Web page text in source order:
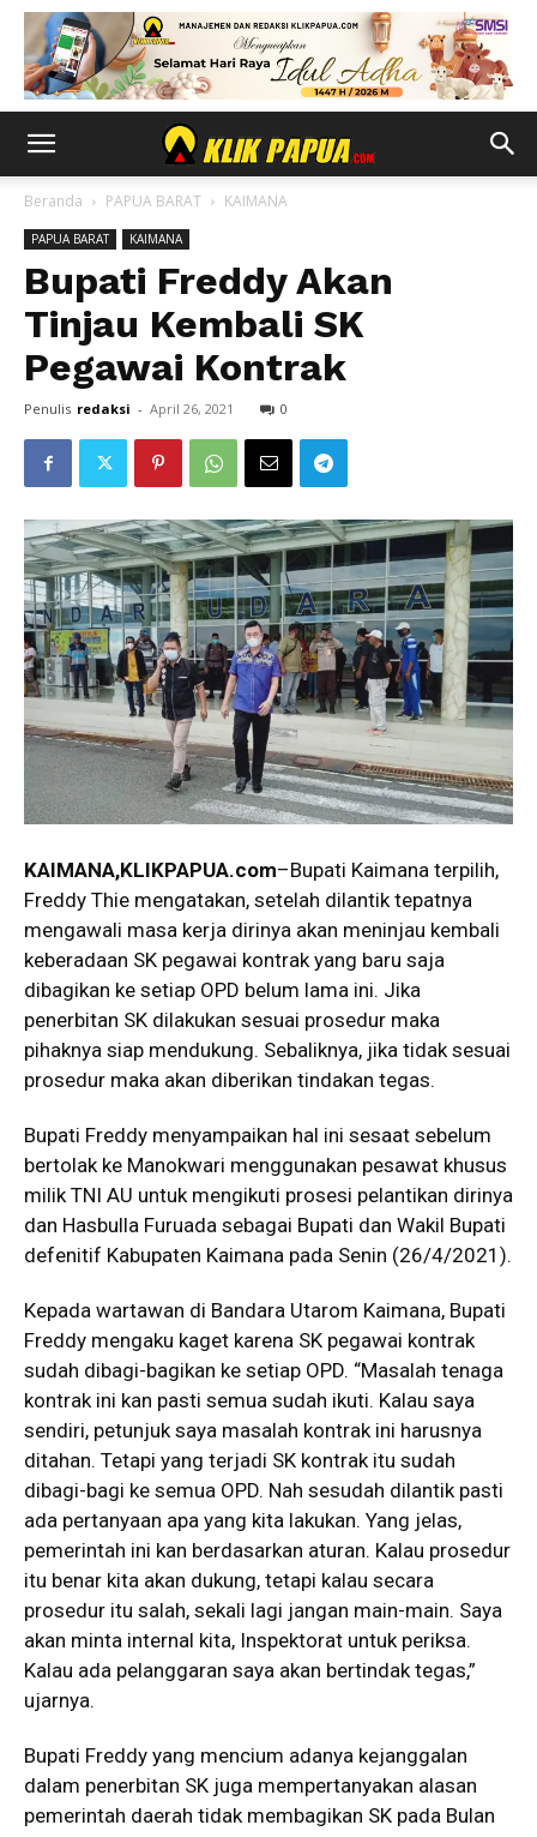
Beranda PAPUA BARAT KAIMANA
PAPUA BARAT KAIMANA
Bupati Freddy Akan
Tinjau Kembali SK
Pegawai Kontrak
Penulis redaksi - April 26, 2021 0
KAIMANA,KLIKPAPUA.com–Bupati Kaimana terpilih,
Freddy Thie mengatakan, setelah dilantik tepatnya
mengawali masa kerja dirinya akan meninjau kembali
keberadaan SK pegawai kontrak yang baru saja
dibagikan ke setiap OPD belum lama ini. Jika
penerbitan SK dilakukan sesuai prosedur maka
pihaknya siap mendukung. Sebaliknya, jika tidak sesuai
prosedur maka akan diberikan tindakan tegas.
Bupati Freddy menyampaikan hal ini sesaat sebelum
bertolak ke Manokwari menggunakan pesawat khusus
milik TNI AU untuk mengikuti prosesi pelantikan dirinya
dan Hasbulla Furuada sebagai Bupati dan Wakil Bupati
defenitif Kabupaten Kaimana pada Senin (26/4/2021).
Kepada wartawan di Bandara Utarom Kaimana, Bupati
Freddy mengaku kaget karena SK pegawai kontrak
sudah dibagi-bagikan ke setiap OPD. “Masalah tenaga
kontrak ini kan pasti semua sudah ikuti. Kalau saya
sendiri, petunjuk saya masalah kontrak ini harusnya
ditahan. Tetapi yang terjadi SK kontrak itu sudah
dibagi-bagi ke semua OPD. Nah sesudah dilantik pasti
ada pertanyaan apa yang kita lakukan. Yang jelas,
pemerintah ini kan berdasarkan aturan. Kalau prosedur
itu benar kita akan dukung, tetapi kalau secara
prosedur itu salah, sekali lagi jangan main-main. Saya
akan minta internal kita, Inspektorat untuk periksa.
Kalau ada pelanggaran saya akan bertindak tegas,”
ujarnya.
Bupati Freddy yang mencium adanya kejanggalan
dalam penerbitan SK juga mempertanyakan alasan
pemerintah daerah tidak membagikan SK pada Bulan